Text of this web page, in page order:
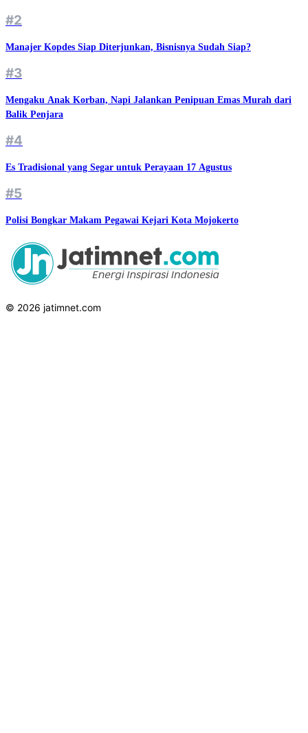
#2
Manajer Kopdes Siap Diterjunkan, Bisnisnya Sudah Siap?
#3
Mengaku Anak Korban, Napi Jalankan Penipuan Emas Murah dari
Balik Penjara
#4
Es Tradisional yang Segar untuk Perayaan 17 Agustus
#5
Polisi Bongkar Makam Pegawai Kejari Kota Mojokerto
© 2026 jatimnet.com